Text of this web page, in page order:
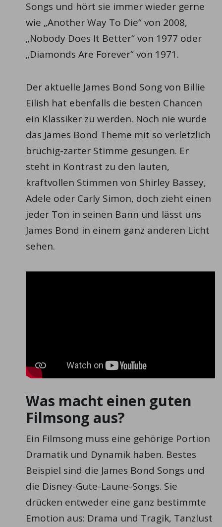
Songs und hört sie immer wieder gerne
wie „Another Way To Die“ von 2008,
„Nobody Does It Better“ von 1977 oder
„Diamonds Are Forever“ von 1971.
Der aktuelle James Bond Song von Billie
Eilish hat ebenfalls die besten Chancen
ein Klassiker zu werden. Noch nie wurde
das James Bond Theme mit so verletzlich
brüchig-zarter Stimme gesungen. Er
steht in Kontrast zu den lauten,
kraftvollen Stimmen von Shirley Bassey,
Adele oder Carly Simon, doch zieht einen
jeder Ton in seinen Bann und lässt uns
James Bond in einem ganz anderen Licht
sehen.
Was macht einen guten
Filmsong aus?
Ein Filmsong muss eine gehörige Portion
Dramatik und Dynamik haben. Bestes
Beispiel sind die James Bond Songs und
die Disney-Gute-Laune-Songs. Sie
drücken entweder eine ganz bestimmte
Emotion aus: Drama und Tragik, Tanzlust